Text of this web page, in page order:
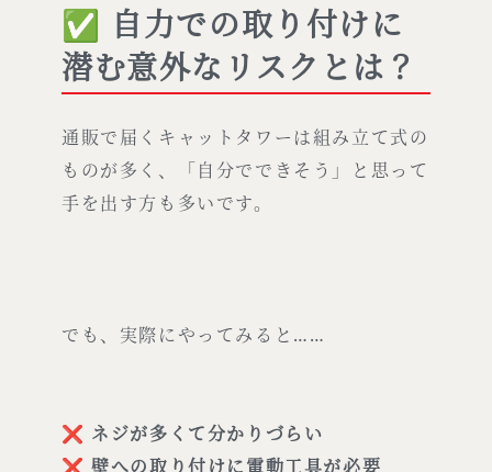
✅ 自力での取り付けに
潜む意外なリスクとは？
通販で届くキャットタワーは組み立て式の
ものが多く、「自分でできそう」と思って
手を出す方も多いです。
でも、実際にやってみると……
❌ ネジが多くて分かりづらい
❌壁への取り付けに電動工具が必要